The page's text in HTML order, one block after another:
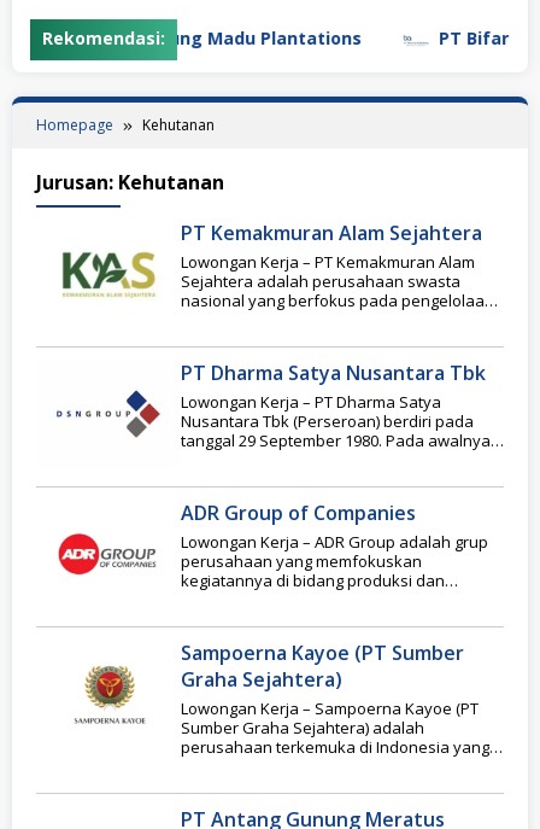
Rekomendasi:
PT Gunung Madu Plantations PT Bifarma
Homepage Kehutanan
Jurusan: Kehutanan
PT Kemakmuran Alam Sejahtera
Lowongan Kerja – PT Kemakmuran Alam
Sejahtera adalah perusahaan swasta
nasional yang berfokus pada pengelolaan
PT Dharma Satya Nusantara Tbk
Lowongan Kerja – PT Dharma Satya
Nusantara Tbk (Perseroan) berdiri pada
tanggal 29 September 1980. Pada awalnya,
ADR Group of Companies
Lowongan Kerja – ADR Group adalah grup
perusahaan yang memfokuskan
kegiatannya di bidang produksi dan
Sampoerna Kayoe (PT Sumber
Graha Sejahtera)
Lowongan Kerja – Sampoerna Kayoe (PT
Sumber Graha Sejahtera) adalah
perusahaan terkemuka di Indonesia yang
PT Antang Gunung Meratus